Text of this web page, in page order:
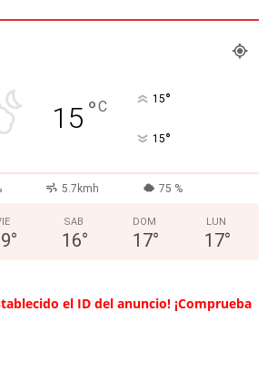
15 °C 15°
15°
5.7kmh 75 %
°
SAB
16°
DOM
17°
LUN
17°
el ID del anuncio! ¡Comprueba